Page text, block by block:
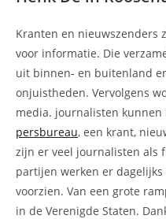
Kranten en nieuwszenders
voor informatie. Die
uit binnen- en buitenland
onjuistheden. Vervolgens
media. journalisten
persbureau, een krant,
zijn er veel journalisten als
partijen werken er
voorzien. Van een grote
in de Verenigde Staten.